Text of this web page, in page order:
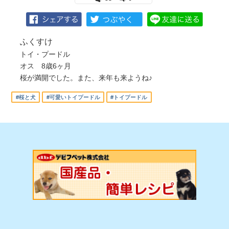
ふくすけ
トイ・プードル
オス 8歳6ヶ月
桜が満開でした。また、来年も来ようね♪
#桜と犬 #可愛いトイプードル #トイプードル